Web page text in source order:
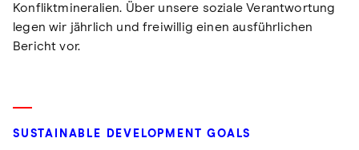
Konfliktmineralien. Über unsere soziale Verantwortung
legen wir jährlich und freiwillig einen ausführlichen
Bericht vor.
SUSTAINABLE DEVELOPMENT GOALS